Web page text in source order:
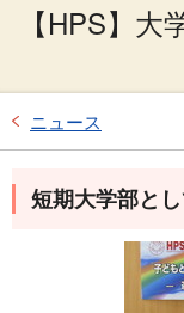
ョ
ン
ン
へ
【HPS】
ニュース
短期大学部と